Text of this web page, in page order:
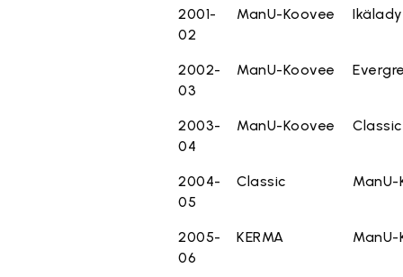
2001-
02
ManU-Koovee
2002-
03
ManU-Koovee
2003-
04
ManU-Koovee Classic
2004-
05
Classic
2005-
06
KERMA